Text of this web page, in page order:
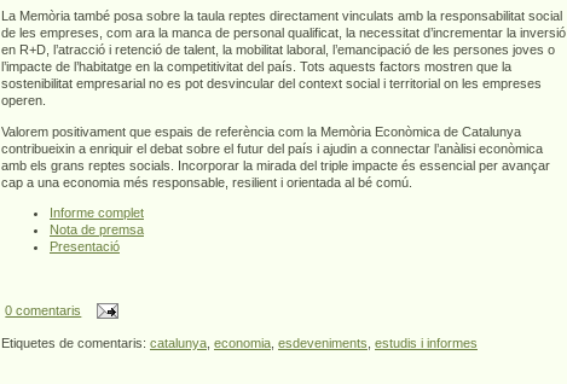
La Memòria també posa sobre la taula reptes directament vinculats amb la responsabilitat social
de les empreses, com ara la manca de personal qualificat, la necessitat d’incrementar la inversió
en R+D, l’atracció i retenció de talent, la mobilitat laboral, l’emancipació de les persones joves o
l’impacte de l’habitatge en la competitivitat del país. Tots aquests factors mostren que la
sostenibilitat empresarial no es pot desvincular del context social i territorial on les empreses
operen.
Valorem positivament que espais de referència com la Memòria Econòmica de Catalunya
contribueixin a enriquir el debat sobre el futur del país i ajudin a connectar l’anàlisi econòmica
amb els grans reptes socials. Incorporar la mirada del triple impacte és essencial per avançar
cap a una economia més responsable, resilient i orientada al bé comú.
Informe complet
Nota de premsa
Presentació
0 comentaris
Etiquetes de comentaris: catalunya economia esdeveniments estudis i informes